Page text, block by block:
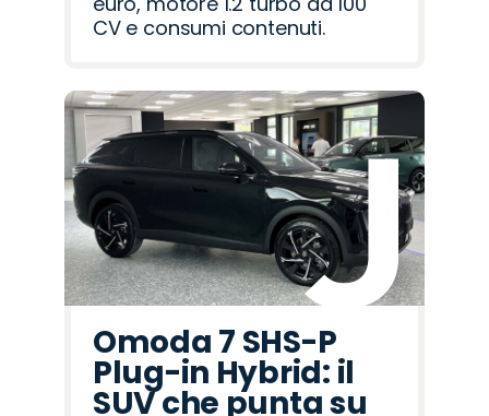
CV e consumi contenuti.
Omoda 7 SHS-P
Plug-in Hybrid: il
SUV che punta su